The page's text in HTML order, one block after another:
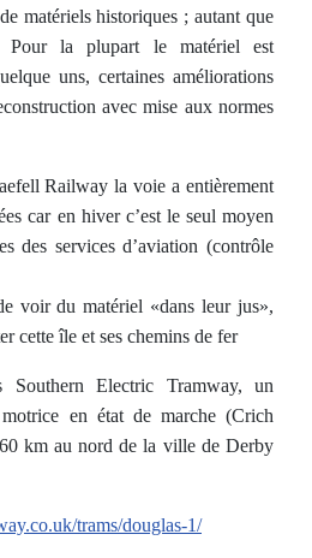
matériels historiques ; autant que
Pour la plupart le matériel est
uns, certaines améliorations
avec mise aux normes
Railway la voie a entièrement
car en hiver c’est le seul moyen
des services d’aviation (contrôle
voir du matériel «dans leur jus»,
cette île et ses chemins de fer
Southern Electric Tramway, un
en état de marche (Crich
km au nord de la ville de Derby
trams/douglas-1/